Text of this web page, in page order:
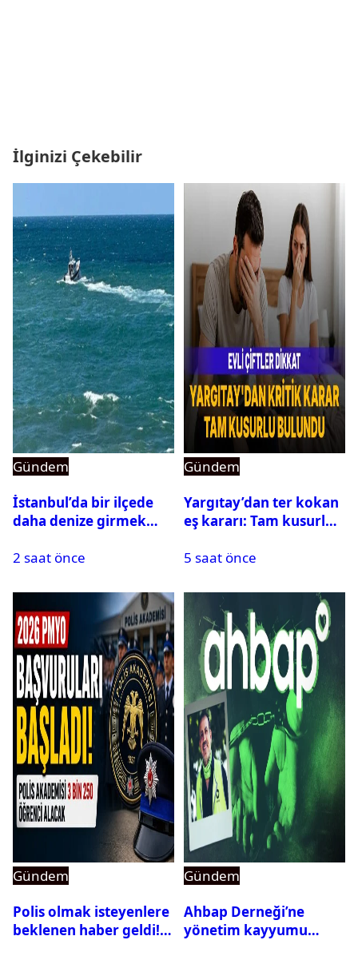
İlginizi Çekebilir
Gündem
İstanbul’da bir ilçede
daha denize girmek
2 saat önce
Gündem
Yargıtay’dan ter kokan
eş kararı: Tam kusurlu
5 saat önce
Gündem
Polis olmak isteyenlere
beklenen haber geldi!
Gündem
Ahbap Derneği’ne
yönetim kayyumu